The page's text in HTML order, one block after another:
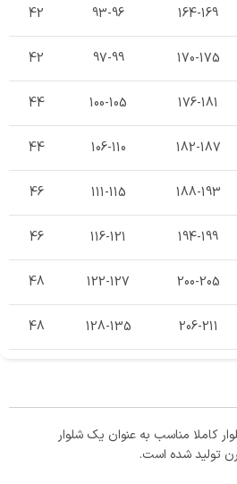
164-169
93-96
42
170-175
97-99
42
176-181
100-105
44
182-187
106-110
44
188-193
111-115
46
194-199
116-121
46
200-205
122-127
48
206-211
128-135
48
کاملا مناسب به عنوان یک شلوار
تولید شده است.